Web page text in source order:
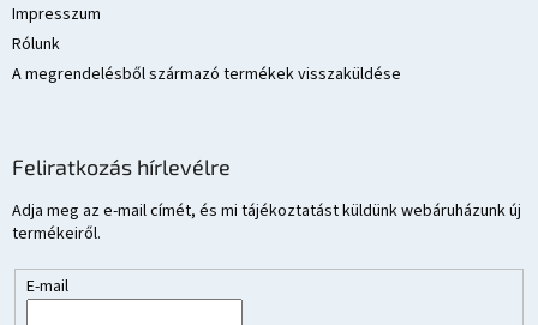
Impresszum
Rólunk
A megrendelésből származó termékek visszaküldése
Feliratkozás hírlevélre
Adja meg az e-mail címét, és mi tájékoztatást küldünk webáruházunk új
termékeiről.
E-mail